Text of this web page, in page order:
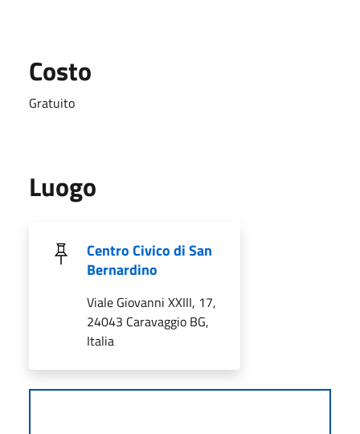
Costo
Gratuito
Luogo
Centro Civico di San
Bernardino
Viale Giovanni XXIII, 17,
24043 Caravaggio BG,
Italia